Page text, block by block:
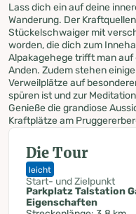
Lass dich ein auf deine
Wanderung. Der
Stückelschwaiger mit
worden, die dich zum
Alpakagehege trifft man auf
Anden. Zudem stehen
Verweilplätze auf
spüren ist und zur
Genieße die grandiose
Kraftplätze am
Die Tour
leicht
Start- und Zielpunkt
Parkplatz Talstation
Eigenschaften